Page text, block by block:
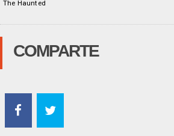
The Haunted
COMPARTE